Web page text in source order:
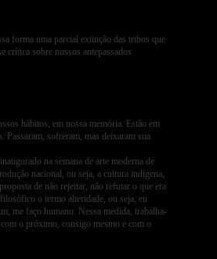
forma uma parcial extinção das tribos que
crítica sobre nossos antepassados
hábitos, em nossa memória. Estão em
Passaram, sofreram, mas deixaram sua
na semana de arte moderna de
nacional, ou seja, a cultura indígena,
de não rejeitar, não refutar o que era
o termo alteridade, ou seja, eu
me faço humano. Nessa medida, trabalha-
o próximo, consigo mesmo e com o